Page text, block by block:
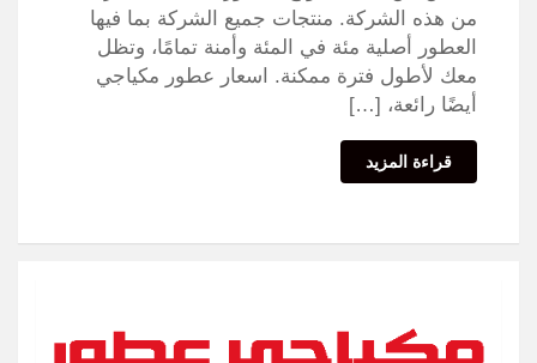
من هذه الشركة. منتجات جميع الشركة بما فيها
العطور أصلية مئة في المئة وأمنة تمامًا، وتظل
معك لأطول فترة ممكنة. اسعار عطور مكياجي
أيضًا رائعة، […]
قراءة المزيد